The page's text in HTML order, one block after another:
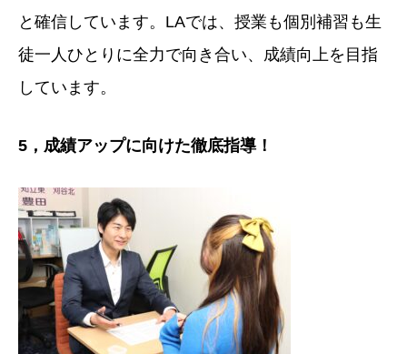
と確信しています。LAでは、授業も個別補習も生
徒一人ひとりに全力で向き合い、成績向上を目指
しています。
5 ，成績アップに向けた徹底指導！